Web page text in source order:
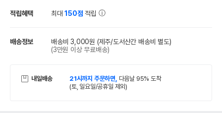
적립혜택 최대150점 적립
배송정보 배송비 3,000원 (제주/도서산간 배송비 별도)
(3만원 이상 무료배송)
내일배송 21시까지 주문하면, 다음날 95% 도착
(토, 일요일/공휴일 제외)